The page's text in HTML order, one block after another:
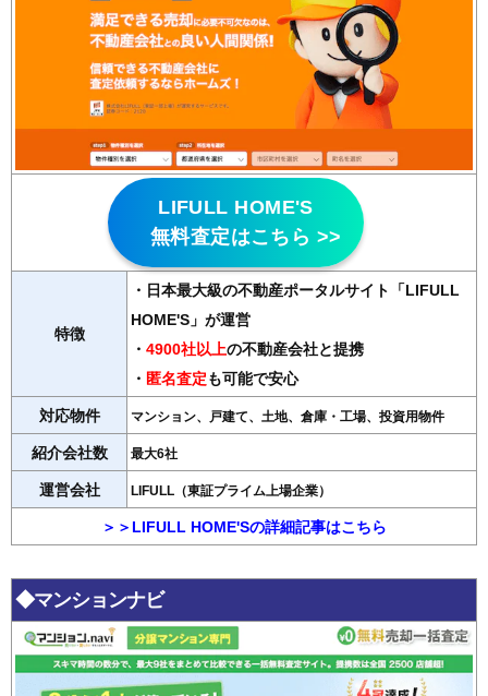
LIFULL HOME'S
無料査定はこちら >>
特徴
・日本最大級の不動産ポータルサイト「LIFULL
HOME'S」が運営
・ 4900社以上の不動産会社と提携
・ 匿名査定も可能で安心
対応物件 マンション、戸建て、土地、倉庫・工場、投資用物件
紹介会社数 最大6社
運営会社 LIFULL（東証プライム上場企業）
＞＞LIFULL HOME'Sの詳細記事はこちら
◆マンションナビ